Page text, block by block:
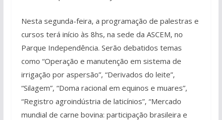
Nesta segunda-feira, a programação de palestras e
cursos terá início às 8hs, na sede da ASCEM, no
Parque Independência. Serão debatidos temas
como “Operação e manutenção em sistema de
irrigação por aspersão”, “Derivados do leite”,
“Silagem”, “Doma racional em equinos e muares”,
“Registro agroindústria de laticínios”, “Mercado
mundial de carne bovina: participação brasileira e